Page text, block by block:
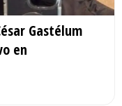
Gastélum
en